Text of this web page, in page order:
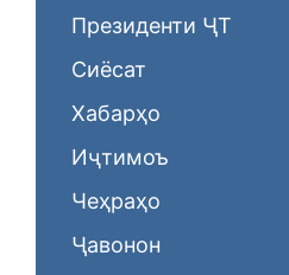
Президенти ҶТ
Сиёсат
Хабарҳо
Иҷтимоъ
Чеҳраҳо
Ҷавонон